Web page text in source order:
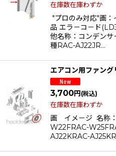
在庫数在庫わずか
"プロのみ対応"画
品 エラ－コ－ド
他名称：コンデン
種RAC-AJ22JR…
エアコン用ファング
3,700円 (税込)
在庫数在庫わずか
画 イメ－ジ 名称
W22FRAC-
AJ22KRAC-